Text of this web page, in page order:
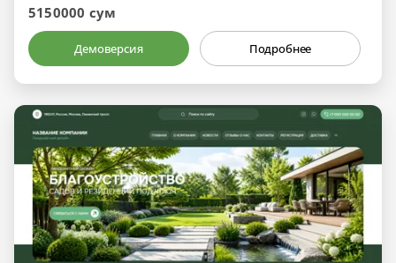
5150000 сум
Демоверсия Подробнее